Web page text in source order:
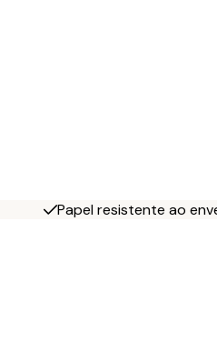
Papel resistente ao